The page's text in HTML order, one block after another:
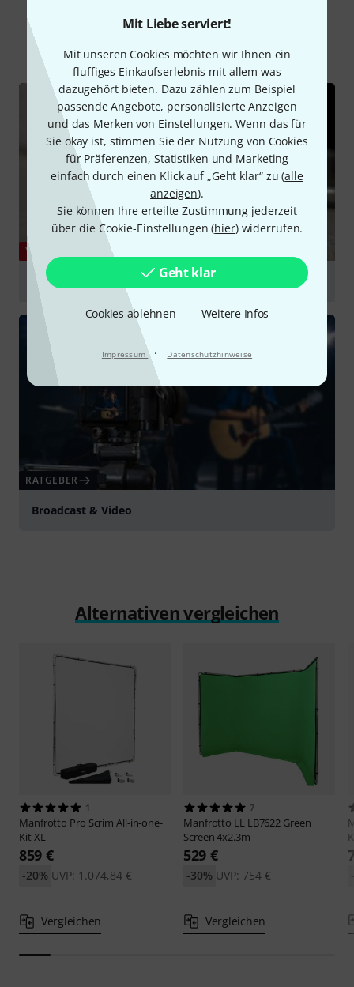
Mit Liebe serviert!
Mit unseren Cookies möchten wir Ihnen ein
fluffiges Einkaufserlebnis mit allem was
dazugehört bieten. Dazu zählen zum Beispiel
passende Angebote, personalisierte Anzeigen
und das Merken von Einstellungen. Wenn das für
Sie okay ist, stimmen Sie der Nutzung von Cookies
für Präferenzen, Statistiken und Marketing
einfach durch einen Klick auf „Geht klar“ zu (alle
anzeigen).
Sie können Ihre erteilte Zustimmung jederzeit
über die Cookie-Einstellungen (hier) widerrufen.
Geht klar
Cookies ablehnen Weitere Infos
Impressum · Datenschutzhinweise
YOUTUBE
Manfrotto Chroma Key FX Background Kit
RATGEBER
Broadcast & Video
Alternativen vergleichen
1
Manfrotto Pro Scrim All-in-one-
Kit XL
859 €
UVP: 1.074,84 €
-20%
Vergleichen
7
Manfrotto LL LB7622 Green
Screen 4x2.3m
529 €
UVP: 754 €
-30%
Vergleichen